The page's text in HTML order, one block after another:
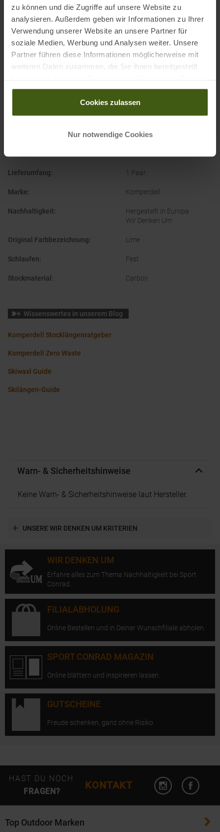
zu können und die Zugriffe auf unsere Website zu
analysieren. Außerdem geben wir Informationen zu Ihrer
Verwendung unserer Website an unsere Partner für
soziale Medien, Werbung und Analysen weiter. Unsere
Partner führen diese Informationen möglicherweise mit
weiteren Daten zusammen, die Sie ihnen bereitgestellt
gesammelt haben.
Cookies zulassen
Nur notwendige Cookies
PRODUKTEIGENSCHAFTEN
Ski Alpin
Herren
Lieferumfang: 1 Paar
Marke: Komperdell
Nachhaltigkeit:
Hergestellt in Europa
Wir Denken Um
Original Farbbezeichnung: Lime
Schlaufen: Fest
Stockmaterial : Carbon
Wissenswertes in unserem Blog
Komperdell Stocklängenratgeber
Komperdell Zero Waste
Skiwaxl Guide
Skilängen-Guide
Warn- & Sicherheitshinweise
Keine Warn- & Sicherheitshinweise laut Hersteller.
UNSERE WIR DENKEN UM KRITERIEN
WIR DENKEN UM
Erfahre alles zum Thema Nachhaltigkeit bei Sport
Conrad.
FILIALABHOLUNG
Online Bestellen und in Deiner Wunschfiliale abholen.
SPORT CONRAD MAGAZIN
Online blättern und inspirieren lassen.
GUTSCHEINE
Freude schenken, ganz ohne Risiko.
HAST DU NOCH
FRAGEN?
KONTAKT
Instagram
Top Outdoor Marken